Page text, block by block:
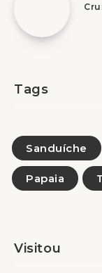
Tags
Sanduíche
Papaia
Visitou